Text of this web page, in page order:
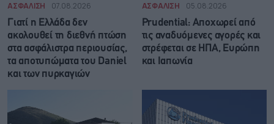
ΑΣΦΑΛΙΣΗ 07.08.2026
Γιατί η Ελλάδα δεν
ακολουθεί τη διεθνή πτώση
στα ασφάλιστρα περιουσίας,
τα αποτυπώματα του Daniel
και των πυρκαγιών
ΑΣΦΑΛΙΣΗ 05.08.2026
Prudential: Aποχωρεί από
τις αναδυόμενες αγορές και
στρέφεται σε ΗΠΑ, Ευρώπη
και Ιαπωνία